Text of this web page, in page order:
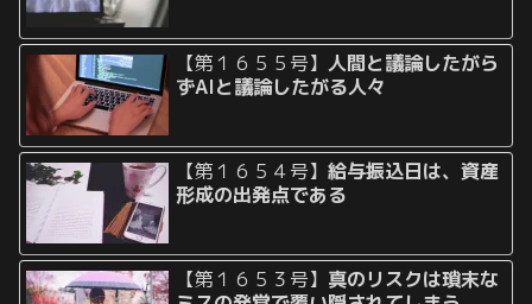
【第１６５５号】人間と議論したがら
ずAIと議論したがる人々
【第１６５４号】給与振込日は、資産
形成の出発点である
【第１６５３号】 真のリスクは瑣末な